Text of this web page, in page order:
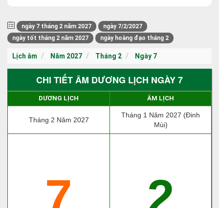
ngày 7 tháng 2 năm 2027
ngày 7/2/2027
ngày tốt tháng 2 năm 2027
ngày hoàng đạo tháng 2
Lịch âm Năm 2027 Tháng 2 Ngày 7
CHI TIẾT ÂM DƯƠNG LỊCH NGÀY 7
DƯƠNG LỊCH ÂM LỊCH
Tháng 2 Năm 2027
Tháng 1 Năm 2027 (Đinh
Mùi)
7 2